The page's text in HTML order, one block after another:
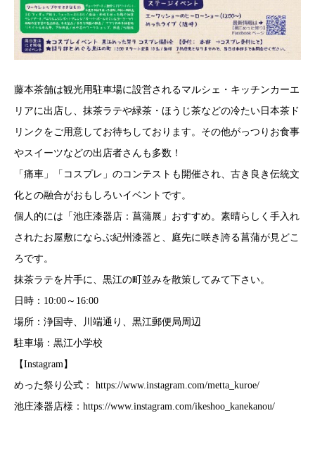
藤本茶舗は観光用駐車場に設営されるマルシェ・キッチンカーエ
リアに出店し、抹茶ラテや緑茶・ほうじ茶などの冷たい日本茶ド
リンクをご用意してお待ちしております。その他がっつりお食事
やスイーツなどの出店者さんも多数！
「痛車」「コスプレ」のコンテストも開催され、古き良き伝統文
化との融合がおもしろいイベントです。
個人的には「池庄漆器店：菖蒲展」おすすめ。素晴らしく手入れ
されたお屋敷にならぶ紀州漆器と、庭先に咲き誇る菖蒲が見どこ
ろです。
抹茶ラテを片手に、黒江の町並みを散策してみて下さい。
日時：10:00～16:00
場所：浄国寺、川端通り、黒江郵便局周辺
駐車場：黒江小学校
【Instagram】
めった祭り公式： https://www.instagram.com/metta_kuroe/
池庄漆器店様： https://www.instagram.com/ikeshoo_kanekanou/